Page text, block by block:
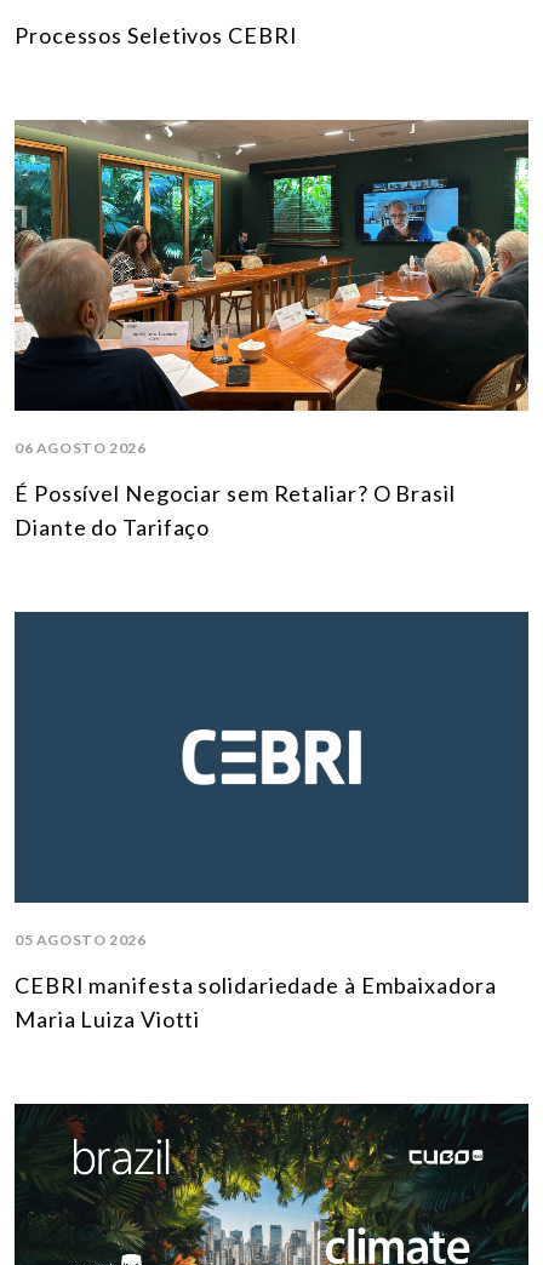
Processos Seletivos CEBRI
06 AGOSTO 2026
É Possível Negociar sem Retaliar? O Brasil
Diante do Tarifaço
05 AGOSTO 2026
CEBRI manifesta solidariedade à Embaixadora
Maria Luiza Viotti